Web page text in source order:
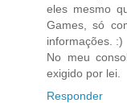
eles mesmo
Games, só
informações. :)
No meu
exigido por lei.
Responder